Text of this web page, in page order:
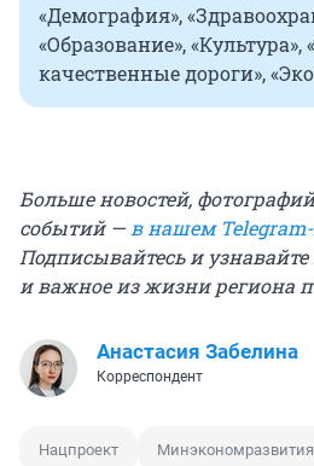
«Демография»,
«Образование»,
качественные дороги»,
Больше новостей,
событий — в нашем
Подписывайтесь и узнавайте
и важное из жизни региона
Анастасия Забелина
Корреспондент
Нацпроект Минэкономразвития